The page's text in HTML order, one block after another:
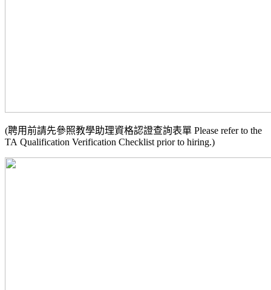
(聘用前請先參照教學助理資格認證查詢表單 Please refer to the
TA Qualification Verification Checklist prior to hiring.)